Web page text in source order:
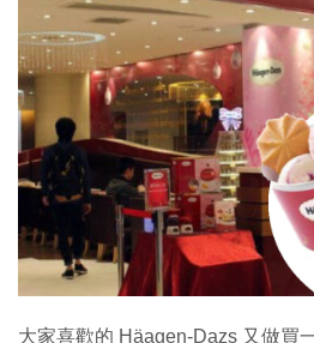
大家喜歡的 Häagen-Dazs 又做買